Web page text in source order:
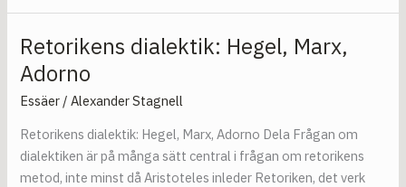
Retorikens dialektik: Hegel, Marx,
Adorno
Essäer /Alexander Stagnell
Retorikens dialektik: Hegel, Marx, Adorno Dela Frågan om
dialektiken är på många sätt central i frågan om retorikens
metod, inte minst då Aristoteles inleder Retoriken, det verk
Retorikens
dialektik:
Hegel,
Marx,
Adorno